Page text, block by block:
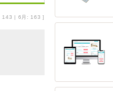
143 | 6月: 163 ]